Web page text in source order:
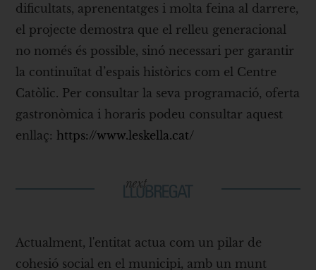
dificultats, aprenentatges i molta feina al darrere,
el projecte demostra que el relleu generacional
no només és possible, sinó necessari per garantir
la continuïtat d’espais històrics com el Centre
Catòlic. Per consultar la seva programació, oferta
gastronòmica i horaris podeu consultar aquest
enllaç: https://www.leskella.cat/
Actualment, l'entitat actua com un pilar de
cohesió social en el municipi, amb un munt